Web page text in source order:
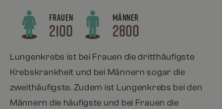
FRAUEN
2100
MÄNNER
2800
Lungenkrebs ist bei Frauen die dritthäufigste
Krebskrankheit und bei Männern sogar die
zweithäufigste. Zudem ist Lungenkrebs bei den
Männern die häufigste und bei Frauen die